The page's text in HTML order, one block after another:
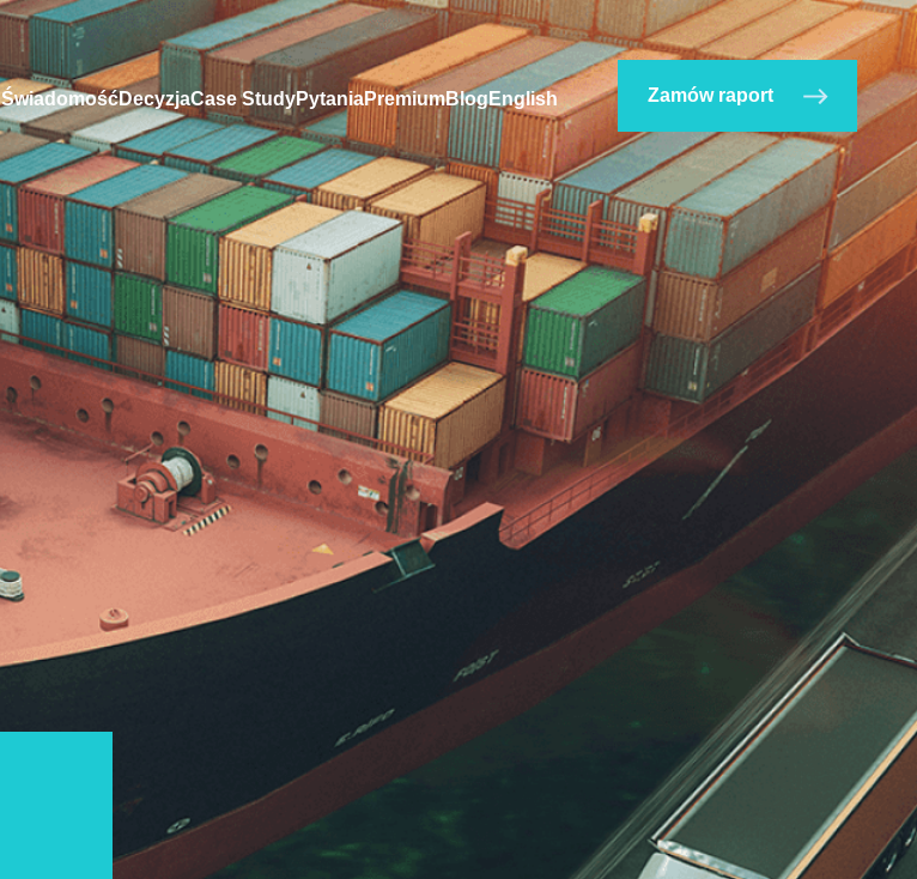
Imię i nazwisko* Adres e-mail
Nr telefonu Nazwa firmy
Kod HS
Nie wiesz jak kod HS identyfikuje Twoją firmę?
Sprawdź w wyszukiwarce kodów
Akceptuję politykę prywatności i wyrażam zgodę na przetwarzanie moich danych w celu udzielenia odpowiedzi na
ŚwiadomośćDecyzjaCase StudyPytaniaPremiumBlogEnglish Zamów raport